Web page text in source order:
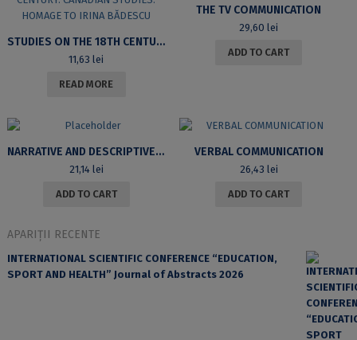
STUDIES ON THE 18TH CENTURY. CANADIAN STUDIES. HOMAGE TO IRINA BĂDESCU
11,63lei
READ MORE
THE TV COMMUNICATION
29,60lei
ADD TO CART
NARRATIVE AND DESCRIPTIVE TECHNIQUES IN THE WORK OF ROGER MARTIN DU GARD
21,14 lei
ADD TO CART
VERBAL COMMUNICATION
26,43 lei
ADD TO CART
APARIȚII RECENTE
INTERNATIONAL SCIENTIFIC CONFERENCE “EDUCATION,
SPORT AND HEALTH” Journal of Abstracts 2026